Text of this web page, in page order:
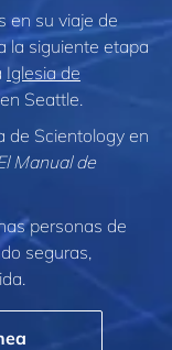
en su viaje de
la siguiente etapa
Iglesia de
Seattle.
de Scientology en
Manual de
personas de
seguras,